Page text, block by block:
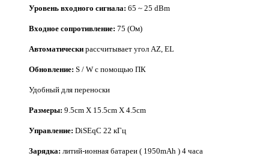
Уровень входного сигнала: 65 ~ 25 dBm
Входное сопротивление: 75 (Ом)
Автоматически рассчитывает угол AZ, EL
Обновление: S / W с помощью ПК
Удобный для переноски
Размеры: 9.5cm X 15.5cm X 4.5cm
Управление: DiSEqC 22 кГц
Зарядка: литий-ионная батареи ( 1950mAh ) 4 часа